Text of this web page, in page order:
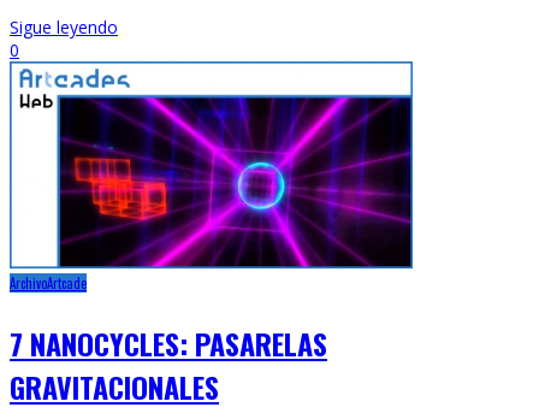
Sigue leyendo
0
ArchivoArtcade
7 NANOCYCLES: PASARELAS
GRAVITACIONALES